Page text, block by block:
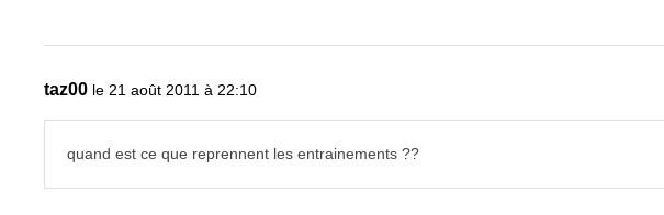
taz00 le 21 août 2011 à 22:10
quand est ce que reprennent les entrainements ??